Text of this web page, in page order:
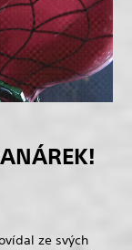
ze svých